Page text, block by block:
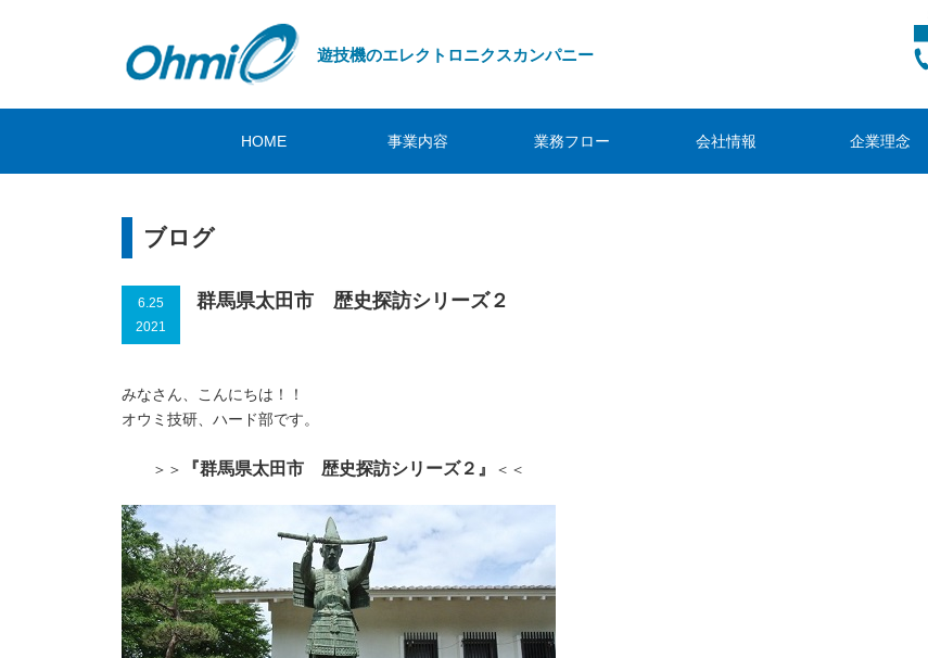
遊技機のエレクトロニクスカンパニー
HOME 事業内容 業務フロー 会社情報 企業理念
ブログ
6.25
2021
群馬県太田市 歴史探訪シリーズ２
みなさん、こんにちは！！
オウミ技研、ハード部です。
＞＞ 『群馬県太田市 歴史探訪シリーズ２』 ＜＜